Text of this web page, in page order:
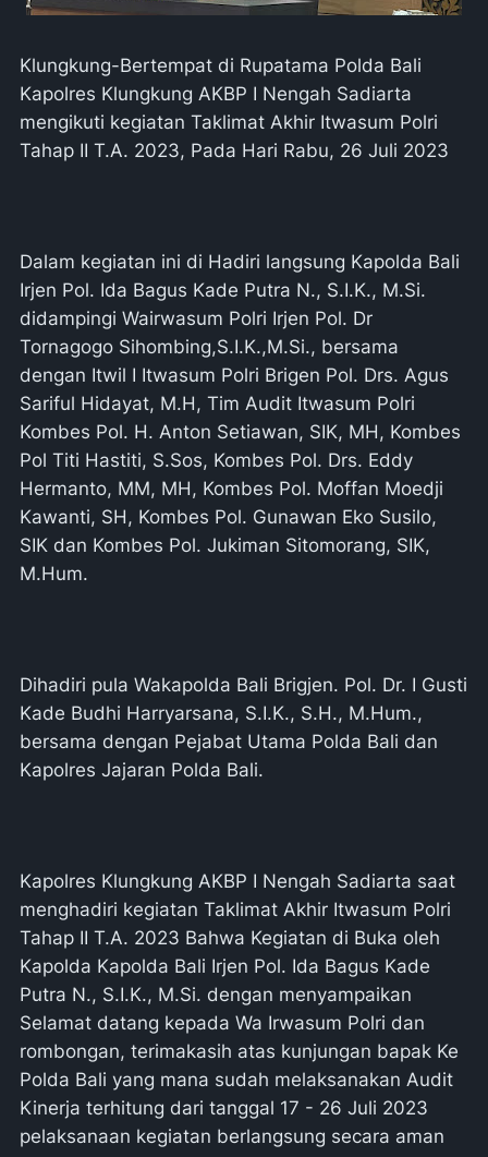
Klungkung-Bertempat di Rupatama Polda Bali
Kapolres Klungkung AKBP I Nengah Sadiarta
mengikuti kegiatan Taklimat Akhir Itwasum Polri
Tahap II T.A. 2023, Pada Hari Rabu, 26 Juli 2023
Dalam kegiatan ini di Hadiri langsung Kapolda Bali
Irjen Pol. Ida Bagus Kade Putra N., S.I.K., M.Si.
didampingi Wairwasum Polri Irjen Pol. Dr
Tornagogo Sihombing,S.I.K.,M.Si., bersama
dengan Itwil I Itwasum Polri Brigen Pol. Drs. Agus
Sariful Hidayat, M.H, Tim Audit Itwasum Polri
Kombes Pol. H. Anton Setiawan, SIK, MH, Kombes
Pol Titi Hastiti, S.Sos, Kombes Pol. Drs. Eddy
Hermanto, MM, MH, Kombes Pol. Moffan Moedji
Kawanti, SH, Kombes Pol. Gunawan Eko Susilo,
SIK dan Kombes Pol. Jukiman Sitomorang, SIK,
M.Hum.
Dihadiri pula Wakapolda Bali Brigjen. Pol. Dr. I Gusti
Kade Budhi Harryarsana, S.I.K., S.H., M.Hum.,
bersama dengan Pejabat Utama Polda Bali dan
Kapolres Jajaran Polda Bali.
Kapolres Klungkung AKBP I Nengah Sadiarta saat
menghadiri kegiatan Taklimat Akhir Itwasum Polri
Tahap II T.A. 2023 Bahwa Kegiatan di Buka oleh
Kapolda Kapolda Bali Irjen Pol. Ida Bagus Kade
Putra N., S.I.K., M.Si. dengan menyampaikan
Selamat datang kepada Wa Irwasum Polri dan
rombongan, terimakasih atas kunjungan bapak Ke
Polda Bali yang mana sudah melaksanakan Audit
Kinerja terhitung dari tanggal 17 - 26 Juli 2023
pelaksanaan kegiatan berlangsung secara aman